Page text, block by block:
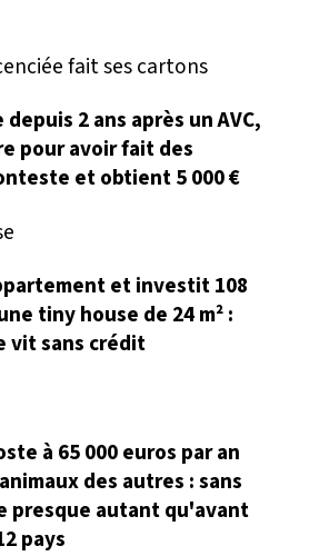
2 ans après un AVC,
pour avoir fait des
et obtient 5 000 €
et investit 108
tiny house de 24 m² :
vit sans crédit
à 65 000 euros par an
des autres : sans
presque autant qu'avant
pays